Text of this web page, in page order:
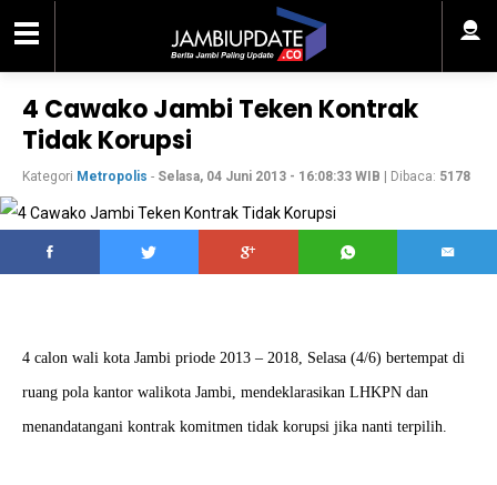
4 Cawako Jambi Teken Kontrak
Tidak Korupsi
Kategori Metropolis - Selasa, 04 Juni 2013 - 16:08:33 WIB | Dibaca: 5178
4 calon wali kota Jambi priode 2013 – 2018, Selasa (4/6) bertempat di
ruang pola kantor walikota Jambi, mendeklarasikan LHKPN dan
menandatangani kontrak komitmen tidak korupsi jika nanti terpilih.